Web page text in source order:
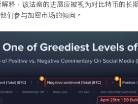
释，该法案的进展应被视为对比特币的长
们参与加密市场的倾向。